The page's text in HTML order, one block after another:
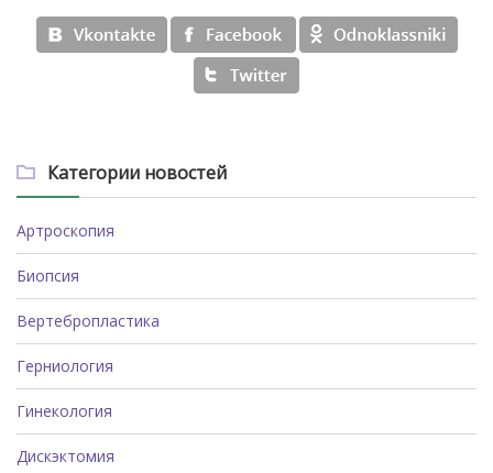
Категории новостей
Артроскопия
Биопсия
Вертебропластика
Герниология
Гинекология
Дискэктомия